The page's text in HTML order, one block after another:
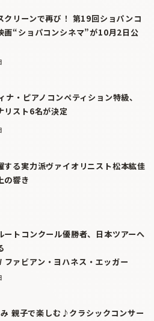
クリーンで再び！ 第19回ショパンコ
画“ショパコンシネマ”が10月2日公
ナ・ピアノコンペティション特級、
リスト6名が決定
する実力派ヴァイオリニスト松本紘佳
の響き
ートコンクール優勝者、日本ツアーへ
ファビアン・ヨハネス・エッガー
親子で楽しむ♪クラシックコンサー